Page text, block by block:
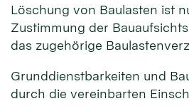
Löschung von Baulasten ist
Zustimmung der
das zugehörige
Grunddienstbarkeiten und
durch die vereinbarten